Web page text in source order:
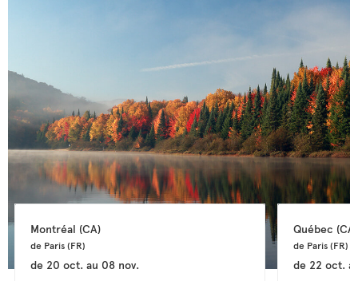
Montréal (CA)
de Paris (FR)
de 20 oct.au 08 nov.
Québec (CA)
de Paris (FR)
de 22 oct.